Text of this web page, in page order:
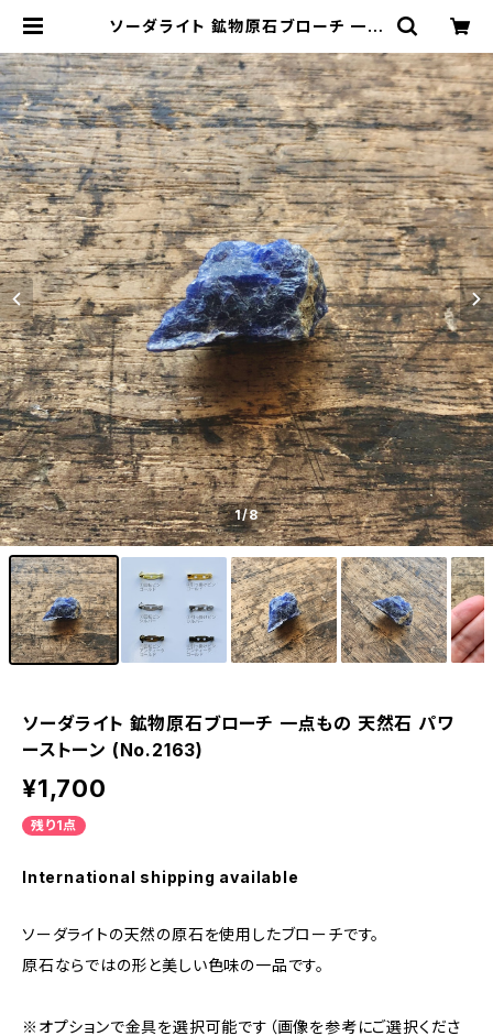
ソーダライト 鉱物原石ブローチ 一点
63) | ジオ - 鉱物・原石のハンドメイ
ド天然石アクセサリー
1/8
ソーダライト 鉱物原石ブローチ 一点もの 天然石 パワ
ーストーン (No.2163)
¥1,700
残り1点
International shipping available
ソーダライトの天然の原石を使用したブローチです。
原石ならではの形と美しい色味の一品です。
※オプションで金具を選択可能です（画像を参考にご選択くださ